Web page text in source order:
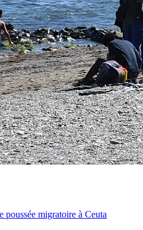
migratoire à Ceuta